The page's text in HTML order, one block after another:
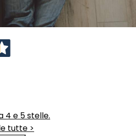
4 e 5 stelle.
tutte >